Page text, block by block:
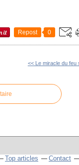
Repost 0
<< Le miracle du feu
Top articles Contact